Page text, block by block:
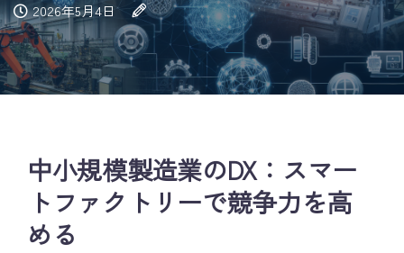
2026年5月4日
中小規模製造業のDX：スマー
トファクトリーで競争力を高
める